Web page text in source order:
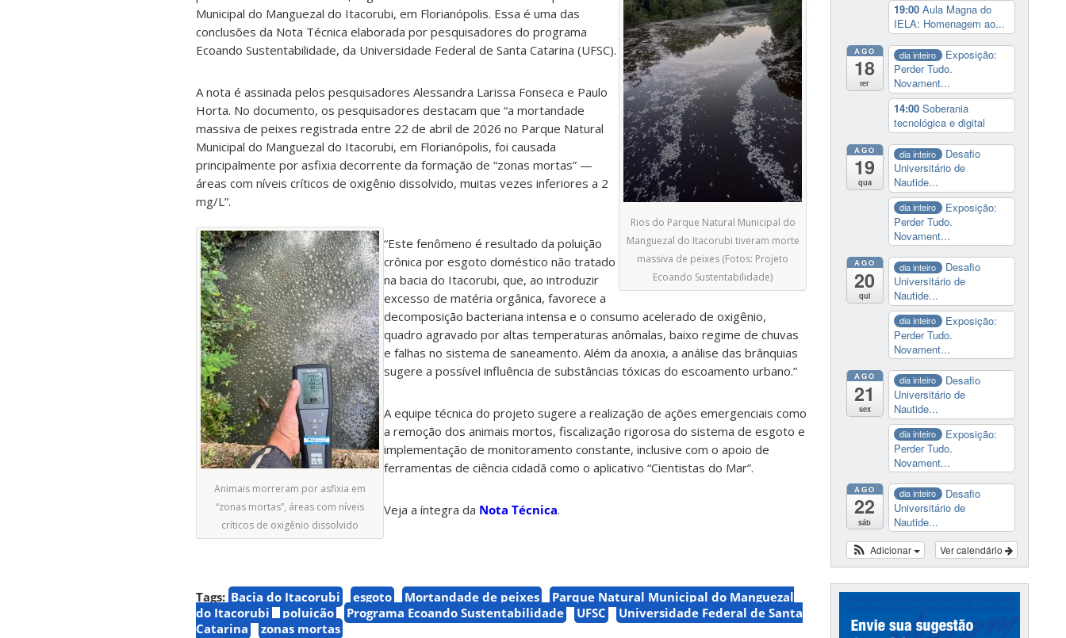
Rios do Parque Natural Municipal do
Manguezal do Itacorubi tiveram morte
massiva de peixes (Fotos: Projeto
Ecoando Sustentabilidade)
Municipal do Manguezal do Itacorubi, em Florianópolis. Essa é uma das
conclusões da Nota Técnica elaborada por pesquisadores do programa
Ecoando Sustentabilidade, da Universidade Federal de Santa Catarina (UFSC).
A nota é assinada pelos pesquisadores Alessandra Larissa Fonseca e Paulo
Horta. No documento, os pesquisadores destacam que “a mortandade
massiva de peixes registrada entre 22 de abril de 2026 no Parque Natural
Municipal do Manguezal do Itacorubi, em Florianópolis, foi causada
principalmente por asfixia decorrente da formação de “zonas mortas” —
áreas com níveis críticos de oxigênio dissolvido, muitas vezes inferiores a 2
mg/L”.
Animais morreram por asfixia em
“zonas mortas”, áreas com níveis
críticos de oxigênio dissolvido
“Este fenômeno é resultado da poluição
crônica por esgoto doméstico não tratado
na bacia do Itacorubi, que, ao introduzir
excesso de matéria orgânica, favorece a
decomposição bacteriana intensa e o consumo acelerado de oxigênio,
quadro agravado por altas temperaturas anômalas, baixo regime de chuvas
e falhas no sistema de saneamento. Além da anoxia, a análise das brânquias
sugere a possível influência de substâncias tóxicas do escoamento urbano.”
A equipe técnica do projeto sugere a realização de ações emergenciais como
a remoção dos animais mortos, fiscalização rigorosa do sistema de esgoto e
implementação de monitoramento constante, inclusive com o apoio de
ferramentas de ciência cidadã como o aplicativo “Cientistas do Mar”.
Veja a íntegra da Nota Técnica.
Tags: Bacia do Itacorubi esgoto Mortandade de peixes
Parque Natural Municipal do Manguezal
do Itacorubi
poluição Programa Ecoando Sustentabilidade UFSC
Universidade Federal de Santa
Catarina
zonas mortas
19:00 Aula Magna do
IELA: Homenagem ao...
AGO
18
ter
dia inteiro
Exposição:
Perder Tudo.
Novament...
14:00 Soberania
tecnológica e digital
AGO
19
qua
dia inteiro
Desafio
Universitário de
Nautide...
dia inteiro
Exposição:
Perder Tudo.
Novament...
AGO
20
qui
dia inteiro
Desafio
Universitário de
Nautide...
dia inteiro
Exposição:
Perder Tudo.
Novament...
AGO
21
sex
dia inteiro
Desafio
Universitário de
Nautide...
dia inteiro
Exposição:
Perder Tudo.
Novament...
AGO
22
sáb
dia inteiro
Desafio
Universitário de
Nautide...
Ver calendário
Adicionar